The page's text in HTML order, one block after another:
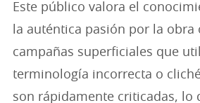
Este público valora el
la auténtica pasión por la obra
campañas superficiales que
terminología incorrecta o
son rápidamente criticadas, lo